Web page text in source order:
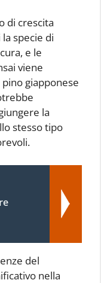
di crescita
specie di
e le
viene
giapponese
la
stesso tipo
del
nella